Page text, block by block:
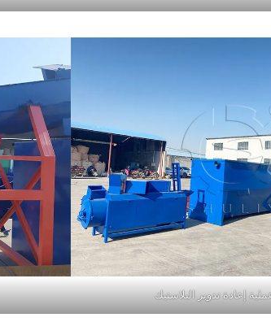
إعادة تدوير البلاستيك